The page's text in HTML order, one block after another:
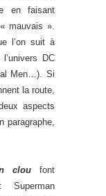
en faisant
mauvais ».
l’on suit à
DC
Men…). Si
la route,
aspects
paragraphe,
clou font
Superman